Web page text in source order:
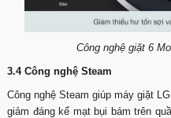
Công nghệ giặt 6
3.4 Công nghệ Steam
Công nghệ Steam giúp máy giặt
giảm đáng kể mạt bụi bám trên